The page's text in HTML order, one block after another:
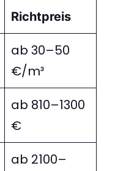
Richtpreis
ab 30–50
€/m³
ab 810–1300
€
ab 2100–